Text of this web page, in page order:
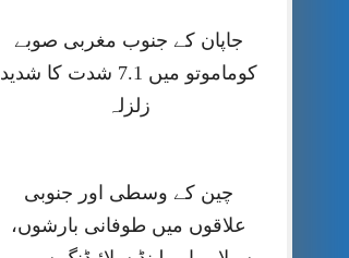
جاپان کے جنوب مغربی صوبے
کوماموتو میں 7.1 شدت کا شدید
زلزلہ
چین کے وسطی اور جنوبی
علاقوں میں طوفانی بارشوں،